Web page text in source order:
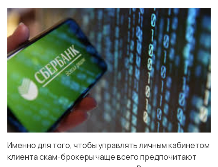
Именно для того, чтобы управлять личным кабинетом
клиента скам-брокеры чаще всего предпочитают